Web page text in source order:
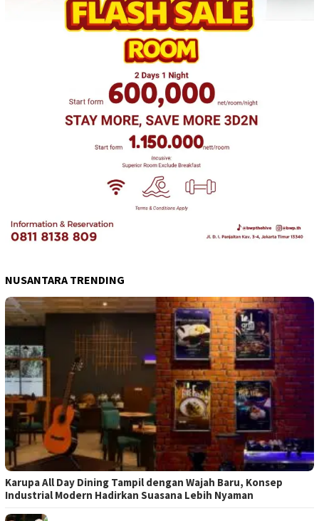
NUSANTARA TRENDING
Karupa All Day Dining Tampil dengan Wajah Baru, Konsep
Industrial Modern Hadirkan Suasana Lebih Nyaman